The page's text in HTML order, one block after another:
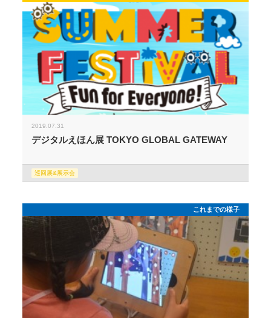
2019.07.31
デジタルえほん展 TOKYO GLOBAL GATEWAY
巡回展&展示会
これまでの様子